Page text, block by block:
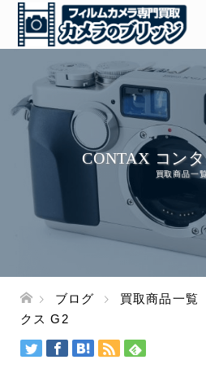
CONTAX コン
買取商品一
ブログ 買取商品一覧
クス G2